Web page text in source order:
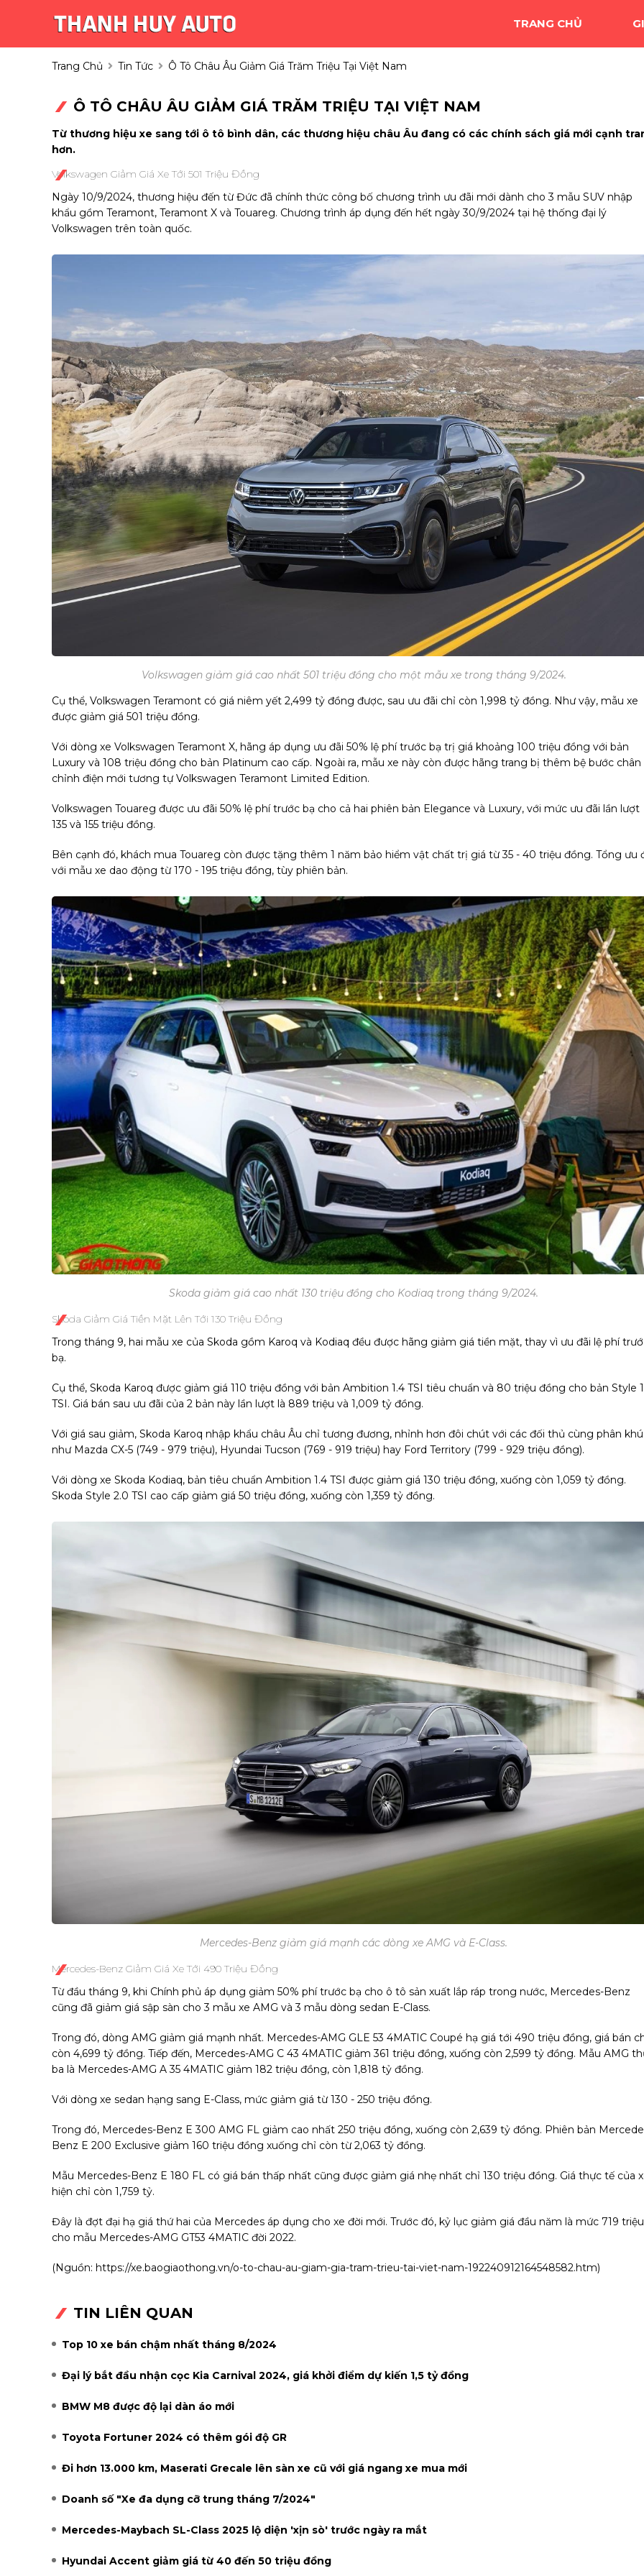
TRANG CHỦ
Trang Chủ Tin Tức Ô Tô Châu Âu Giảm Giá Trăm Triệu Tại Việt Nam
Ô TÔ CHÂU ÂU GIẢM GIÁ TRĂM TRIỆU TẠI VIỆT NAM
Từ thương hiệu xe sang tới ô tô bình dân, các thương hiệu châu Âu đang có các chính sách giá mới cạnh
hơn.
Volkswagen Giảm Giá Xe Tới 501 Triệu Đồng
Ngày 10/9/2024, thương hiệu đến từ Đức đã chính thức công bố chương trình ưu đãi mới dành cho 3 mẫu SUV nhập
khẩu gồm Teramont, Teramont X và Touareg. Chương trình áp dụng đến hết ngày 30/9/2024 tại hệ thống đại lý
Volkswagen trên toàn quốc.
Volkswagen giảm giá cao nhất 501 triệu đồng cho một mẫu xe trong tháng 9/2024.
Cụ thể, Volkswagen Teramont có giá niêm yết 2,499 tỷ đồng được, sau ưu đãi chỉ còn 1,998 tỷ đồng. Như vậy, mẫu xe
được giảm giá 501 triệu đồng.
Với dòng xe Volkswagen Teramont X, hãng áp dụng ưu đãi 50% lệ phí trước bạ trị giá khoảng 100 triệu đồng với bản
Luxury và 108 triệu đồng cho bản Platinum cao cấp. Ngoài ra, mẫu xe này còn được hãng trang bị thêm bệ bước chân
chỉnh điện mới tương tự Volkswagen Teramont Limited Edition.
Volkswagen Touareg được ưu đãi 50% lệ phí trước bạ cho cả hai phiên bản Elegance và Luxury, với mức ưu đãi lần lượt
135 và 155 triệu đồng.
Bên cạnh đó, khách mua Touareg còn được tặng thêm 1 năm bảo hiểm vật chất trị giá từ 35 - 40 triệu đồng. Tổng ưu
với mẫu xe dao động từ 170 - 195 triệu đồng, tùy phiên bản.
Skoda giảm giá cao nhất 130 triệu đồng cho Kodiaq trong tháng 9/2024.
Skoda Giảm Giá Tiền Mặt Lên Tới 130 Triệu Đồng
Trong tháng 9, hai mẫu xe của Skoda gồm Karoq và Kodiaq đều được hãng giảm giá tiền mặt, thay vì ưu đãi lệ phí
bạ.
Cụ thể, Skoda Karoq được giảm giá 110 triệu đồng với bản Ambition 1.4 TSI tiêu chuẩn và 80 triệu đồng cho bản Style
TSI. Giá bán sau ưu đãi của 2 bản này lần lượt là 889 triệu và 1,009 tỷ đồng.
Với giá sau giảm, Skoda Karoq nhập khẩu châu Âu chỉ tương đương, nhỉnh hơn đôi chút với các đối thủ cùng phân
như Mazda CX-5 (749 - 979 triệu), Hyundai Tucson (769 - 919 triệu) hay Ford Territory (799 - 929 triệu đồng).
Với dòng xe Skoda Kodiaq, bản tiêu chuẩn Ambition 1.4 TSI được giảm giá 130 triệu đồng, xuống còn 1,059 tỷ đồng.
Skoda Style 2.0 TSI cao cấp giảm giá 50 triệu đồng, xuống còn 1,359 tỷ đồng.
Mercedes-Benz giảm giá mạnh các dòng xe AMG và E-Class.
Mercedes-Benz Giảm Giá Xe Tới 490 Triệu Đồng
Từ đầu tháng 9, khi Chính phủ áp dụng giảm 50% phí trước bạ cho ô tô sản xuất lắp ráp trong nước, Mercedes-Benz
cũng đã giảm giá sập sàn cho 3 mẫu xe AMG và 3 mẫu dòng sedan E-Class.
Trong đó, dòng AMG giảm giá mạnh nhất. Mercedes-AMG GLE 53 4MATIC Coupé hạ giá tới 490 triệu đồng, giá bán
còn 4,699 tỷ đồng. Tiếp đến, Mercedes-AMG C 43 4MATIC giảm 361 triệu đồng, xuống còn 2,599 tỷ đồng. Mẫu AMG
ba là Mercedes-AMG A 35 4MATIC giảm 182 triệu đồng, còn 1,818 tỷ đồng.
Với dòng xe sedan hạng sang E-Class, mức giảm giá từ 130 - 250 triệu đồng.
Trong đó, Mercedes-Benz E 300 AMG FL giảm cao nhất 250 triệu đồng, xuống còn 2,639 tỷ đồng. Phiên bản
Benz E 200 Exclusive giảm 160 triệu đồng xuống chỉ còn từ 2,063 tỷ đồng.
Mẫu Mercedes-Benz E 180 FL có giá bán thấp nhất cũng được giảm giá nhẹ nhất chỉ 130 triệu đồng. Giá thực tế của
hiện chỉ còn 1,759 tỷ.
Đây là đợt đại hạ giá thứ hai của Mercedes áp dụng cho xe đời mới. Trước đó, kỷ lục giảm giá đầu năm là mức 719 triệu
cho mẫu Mercedes-AMG GT53 4MATIC đời 2022.
(Nguồn: https://xe.baogiaothong.vn/o-to-chau-au-giam-gia-tram-trieu-tai-viet-nam-192240912164548582.htm)
TIN LIÊN QUAN
Top 10 xe bán chậm nhất tháng 8/2024
Đại lý bắt đầu nhận cọc Kia Carnival 2024, giá khởi điểm dự kiến 1,5 tỷ đồng
BMW M8 được độ lại dàn áo mới
Toyota Fortuner 2024 có thêm gói độ GR
Đi hơn 13.000 km, Maserati Grecale lên sàn xe cũ với giá ngang xe mua mới
Doanh số "Xe đa dụng cỡ trung tháng 7/2024"
Mercedes-Maybach SL-Class 2025 lộ diện 'xịn sò' trước ngày ra mắt
Hyundai Accent giảm giá từ 40 đến 50 triệu đồng